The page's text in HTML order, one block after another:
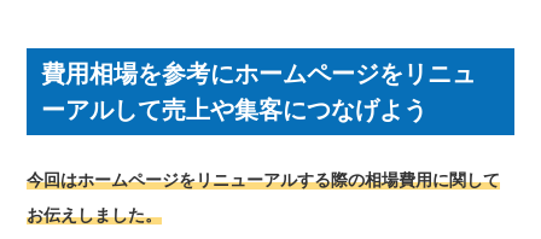
費用相場を参考にホームページをリニュ
ーアルして売上や集客につなげよう
今回はホームページをリニューアルする際の相場費用に関して
お伝えしました。